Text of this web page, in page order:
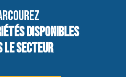
disponibles
le secteur